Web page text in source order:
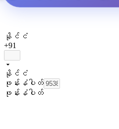
နိုင်ငံ
+91
နိုင်ငံ
ဖုန်းနံပါတ်
ဖုန်းနံပါတ်